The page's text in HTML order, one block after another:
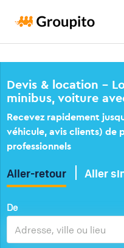
Devis & location –
minibus, voiture
Recevez rapidement
véhicule, avis clients) de
professionnels
Aller-retour Aller
De